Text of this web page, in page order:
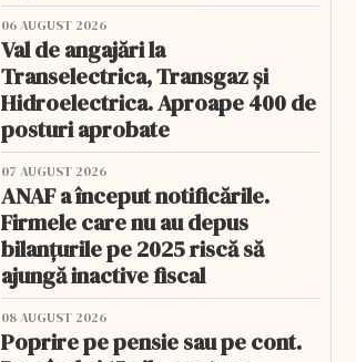
06 AUGUST 2026
Val de angajări la
Transelectrica, Transgaz și
Hidroelectrica. Aproape 400 de
posturi aprobate
07 AUGUST 2026
ANAF a început notificările.
Firmele care nu au depus
bilanțurile pe 2025 riscă să
ajungă inactive fiscal
08 AUGUST 2026
Poprire pe pensie sau pe cont.